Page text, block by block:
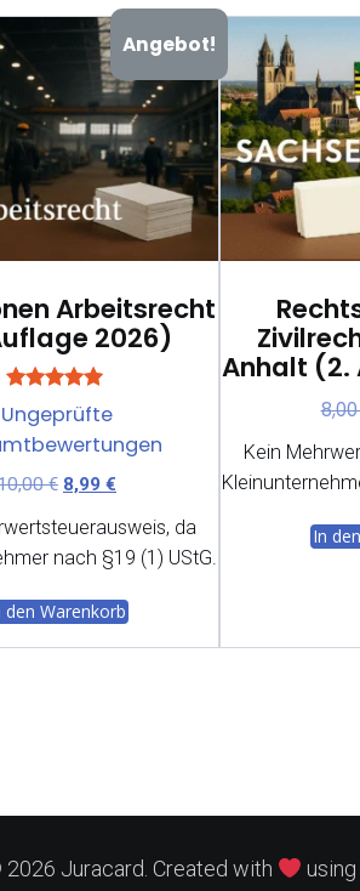
Angebot!
Arbeitsrecht
2026)
Bewertet mit
5.00
von 5
Ungeprüfte
€ Ursprünglicher
war:
10,00 €
8,99 €
ist:
8,99 €.
da
nach §19 (1) UStG.
den Warenkorb
Anhalt (2.
Kein
In
Juracard. Created with